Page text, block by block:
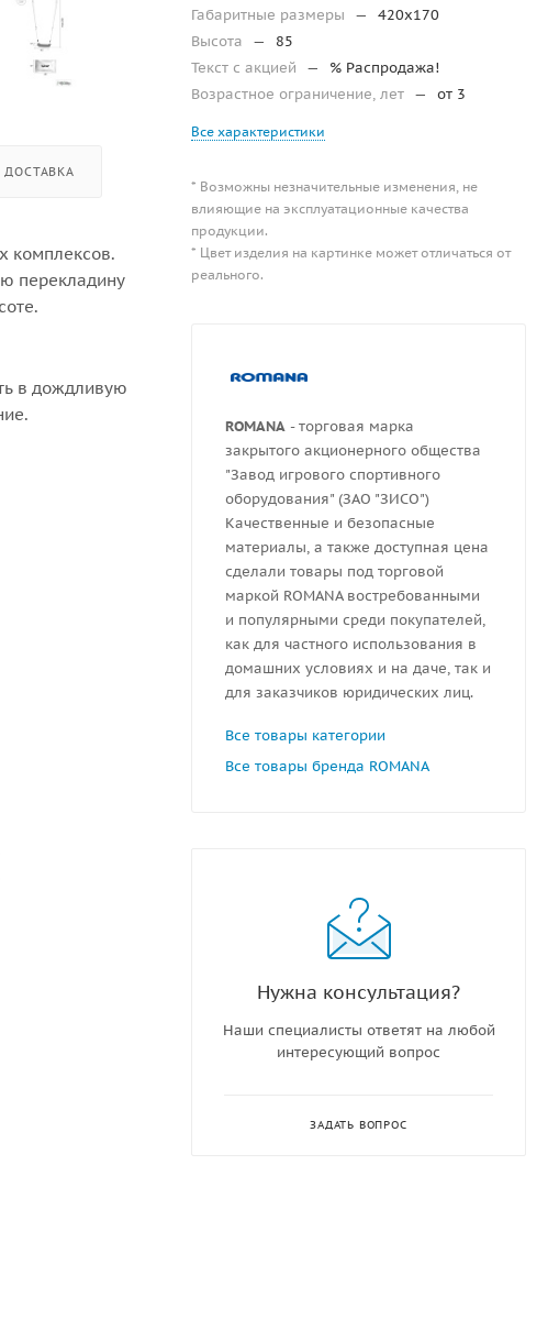
ДОСТАВКА
комплексов.
перекладину
в дождливую
Габаритные размеры
—
420х170
Высота
—
85
Текст с акцией
—
% Распродажа!
Возрастное ограничение, лет — от 3
Все характеристики
* Возможны незначительные изменения, не
влияющие на эксплуатационные качества
продукции.
* Цвет изделия на картинке может отличаться от
реального.
ROMANA - торговая марка
закрытого акционерного общества
"Завод игрового спортивного
оборудования" (ЗАО "ЗИСО")
Качественные и безопасные
материалы, а также доступная цена
сделали товары под торговой
маркой ROMANA востребованными
и популярными среди покупателей,
как для частного использования в
домашних условиях и на даче, так и
для заказчиков юридических лиц.
Все товары категории
Все товары бренда ROMANA
Нужна консультация?
Наши специалисты ответят на любой
интересующий вопрос
ЗАДАТЬ ВОПРОС